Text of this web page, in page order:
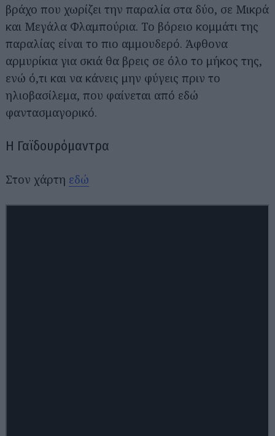
βράχο που χωρίζει την παραλία στα δύο, σε Μικρά
και Μεγάλα Φλαμπούρια. Το βόρειο κομμάτι της
παραλίας είναι το πιο αμμουδερό. Άφθονα
αρμυρίκια για σκιά θα βρεις σε όλο το μήκος της,
ενώ ό,τι και να κάνεις μην φύγεις πριν το
ηλιοβασίλεμα, που φαίνεται από εδώ
φαντασμαγορικό.
Η Γαϊδουρόμαντρα
Στον χάρτη εδώ